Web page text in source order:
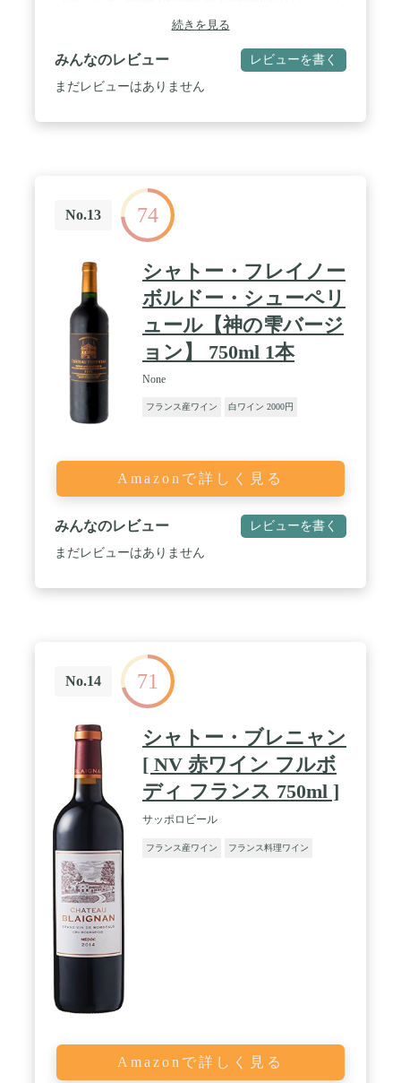
ィリップ・ロスチャイルド)
続きを見る
みんなのレビュー レビューを書く
まだレビューはありません
No.13 74
シャトー・フレイノー
ボルドー・シューペリ
ュール【神の雫バージ
ョン】 750ml 1本
None
フランス産ワイン 白ワイン 2000円
Amazonで詳しく見る
みんなのレビュー レビューを書く
まだレビューはありません
No.14 71
シャトー・ブレニャン
[ NV 赤ワイン フルボ
ディ フランス 750ml ]
サッポロビール
フランス産ワイン フランス料理ワイン
Amazonで詳しく見る